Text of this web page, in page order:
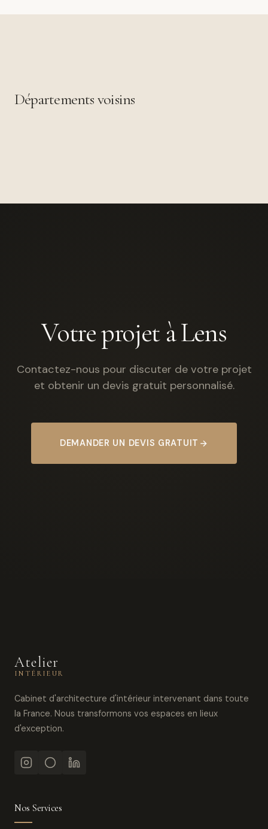
Départements voisins
Votre projet à Lens
Contactez-nous pour discuter de votre projet
et obtenir un devis gratuit personnalisé.
DEMANDER UN DEVIS GRATUIT
Atelier
INTÉRIEUR
Cabinet d'architecture d'intérieur intervenant dans toute
la France. Nous transformons vos espaces en lieux
d'exception.
Nos Services